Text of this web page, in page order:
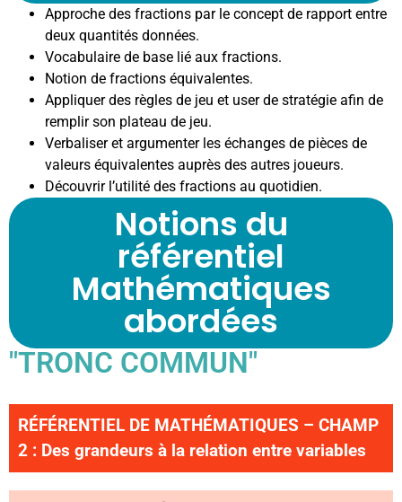
Approche des fractions par le concept de rapport entre
deux quantités données.
Vocabulaire de base lié aux fractions.
Notion de fractions équivalentes.
Appliquer des règles de jeu et user de stratégie afin de
remplir son plateau de jeu.
Verbaliser et argumenter les échanges de pièces de
valeurs équivalentes auprès des autres joueurs.
Découvrir l’utilité des fractions au quotidien.
Notions du
référentiel
Mathématiques
abordées
"TRONC COMMUN"
RÉFÉRENTIEL DE MATHÉMATIQUES – CHAMP
2 : Des grandeurs à la relation entre variables